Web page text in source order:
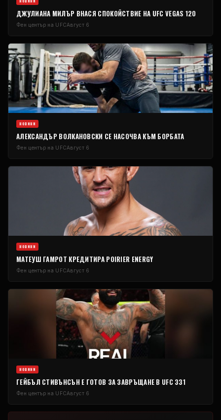
НОВИНИ
ДЖУЛИАНА МИЛЪР ВНАСЯ СПОКОЙСТВИЕ НА UFC VEGAS 120
Фен център на UFCАвгуст 6
НОВИНИ
АЛЕКСАНДЪР ВОЛКАНОВСКИ СЕ НАСОЧВА КЪМ БОРБАТА
Фен център на UFCАвгуст 6
НОВИНИ
МАТЕУШ ГАМРОТ КРЕДИТИРА POIRIER ENERGY
Фен център на UFCАвгуст 6
НОВИНИ
ГЕЙБЪЛ СТИВЪНСЪН Е ГОТОВ ЗА ЗАВРЪЩАНЕ В UFC 331
Фен център на UFCАвгуст 6